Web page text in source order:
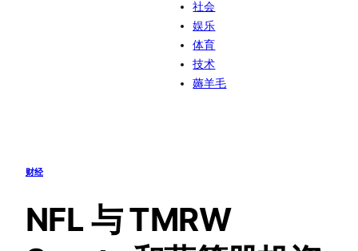
社会
娱乐
体育
技术
薅羊毛
财经
NFL 与 TMRW